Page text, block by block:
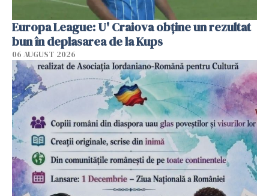
Europa League: U' Craiova obține un rezultat
bun în deplasarea de la Kups
06 AUGUST 2026